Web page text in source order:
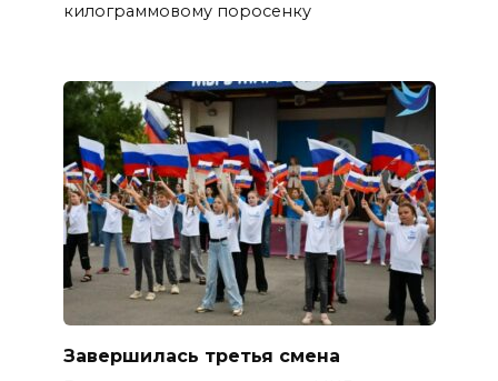
килограммовому поросенку
Завершилась третья смена